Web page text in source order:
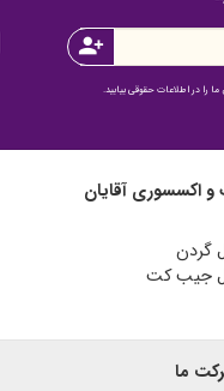
person_add
را در اطلاعات حقوقی بیابید.
و اکسسوری آقایان
گردن
جیب کت
ما